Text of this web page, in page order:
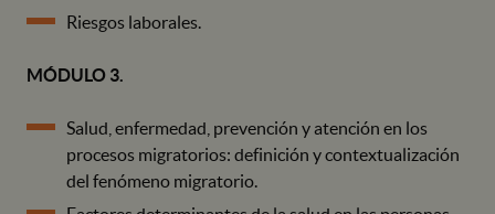
Riesgos laborales.
MÓDULO 3.
Salud, enfermedad, prevención y atención en los
procesos migratorios: definición y contextualización
del fenómeno migratorio.